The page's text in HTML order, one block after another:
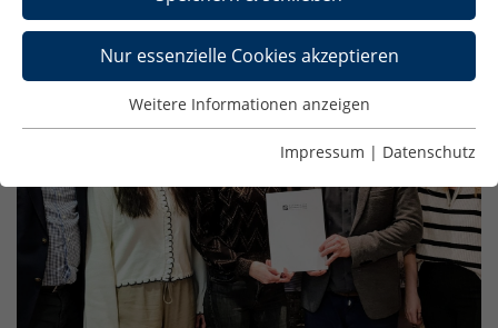
Nur essenzielle Cookies akzeptieren
Weitere Informationen anzeigen
Impressum | Datenschutz